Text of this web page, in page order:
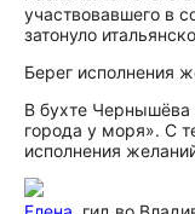
участвовавшего в
затонуло
Берег исполнения
В бухте Чернышёва
города у моря». С
исполнения